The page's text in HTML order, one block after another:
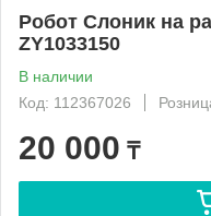
Робот Слоник на
ZY1033150
В наличии
Код: 112367026
20 000 ₸